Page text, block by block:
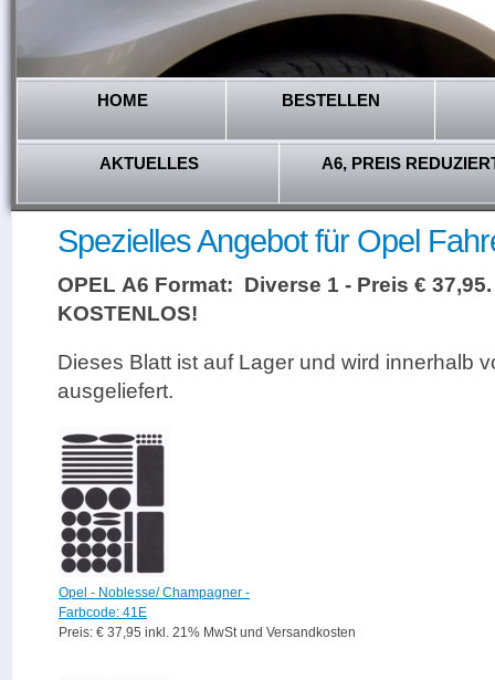
HOME BESTELLEN
AKTUELLES A6, PREIS
Spezielles Angebot für Opel
OPEL A6 Format: Diverse 1 - Preis €
KOSTENLOS!
Dieses Blatt ist auf Lager und wird innerhalb
ausgeliefert.
Opel - Noblesse/ Champagner -
Farbcode: 41E
Preis: € 37,95 inkl. 21% MwSt und Versandkosten